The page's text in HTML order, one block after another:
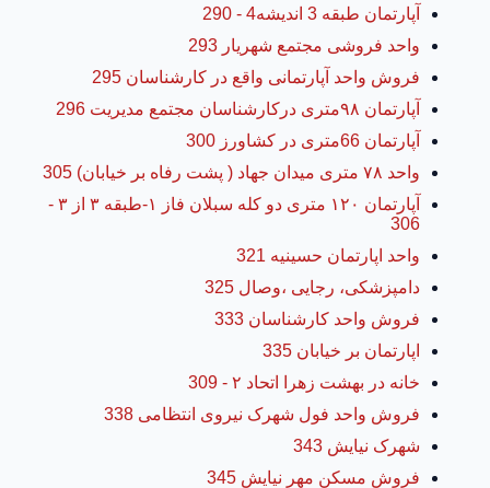
آپارتمان طبقه 3 اندیشه4 - 290
واحد فروشی مجتمع شهریار 293
فروش واحد آپارتمانی واقع در کارشناسان 295
آپارتمان ۹۸متری درکارشناسان مجتمع مدیریت 296
آپارتمان 66متری در کشاورز 300
واحد ۷۸ متری میدان جهاد ( پشت رفاه بر خیابان) 305
آپارتمان ۱۲۰ متری دو کله سبلان فاز ۱-طبقه ۳ از ۳ -
306
واحد اپارتمان حسینیه 321
دامپزشکی، رجایی ،وصال 325
فروش واحد کارشناسان 333
اپارتمان بر خیابان 335
خانه در بهشت زهرا اتحاد ۲ - 309
فروش واحد فول شهرک نیروی انتظامی 338
شهرک نیایش 343
فروش مسکن مهر نیایش 345